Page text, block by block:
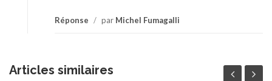
Réponse / par Michel Fumagalli
Articles similaires